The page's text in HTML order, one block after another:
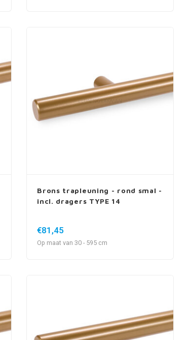
Brons trapleuning - rond smal -
incl. dragers TYPE 14
€81,45
Op maat van 30 - 595 cm